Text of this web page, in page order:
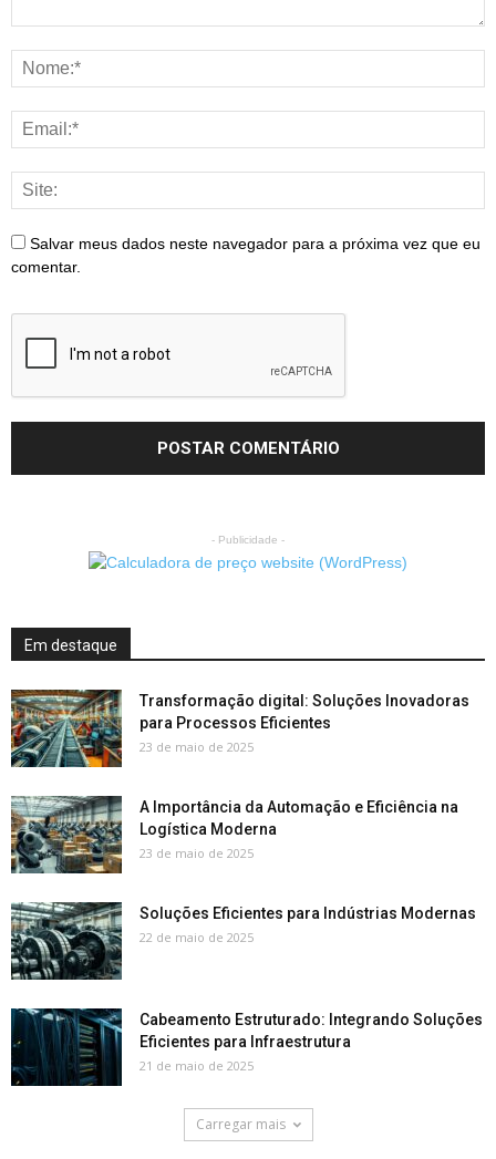
Salvar meus dados neste navegador para a próxima vez que eu
comentar.
- Publicidade -
Em destaque
Transformação digital: Soluções Inovadoras
para Processos Eficientes
23 de maio de 2025
A Importância da Automação e Eficiência na
Logística Moderna
23 de maio de 2025
Soluções Eficientes para Indústrias Modernas
22 de maio de 2025
Cabeamento Estruturado: Integrando Soluções
Eficientes para Infraestrutura
21 de maio de 2025
Carregar mais